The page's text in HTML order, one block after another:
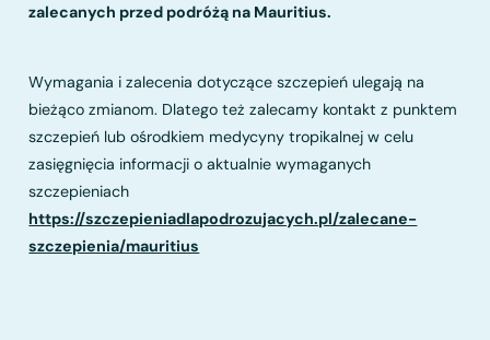
zalecanych przed podróżą na Mauritius.
Wymagania i zalecenia dotyczące szczepień ulegają na
bieżąco zmianom. Dlatego też zalecamy kontakt z punktem
szczepień lub ośrodkiem medycyny tropikalnej w celu
zasięgnięcia informacji o aktualnie wymaganych
szczepieniach
https://szczepieniadlapodrozujacych.pl/zalecane-
szczepienia/mauritius